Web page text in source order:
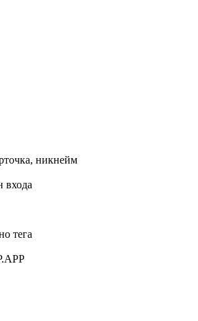
никнейм
входа
тега